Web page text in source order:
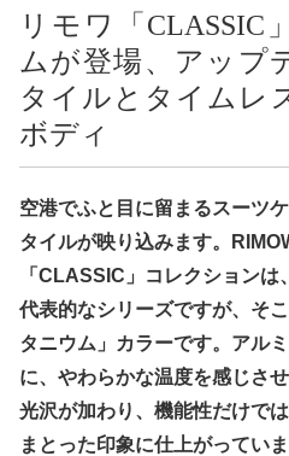
リモワ「CLASSIC
ムが登場、アップ
タイルとタイムレ
ボディ
空港でふと目に留まるスーツ
タイルが映り込みます。
「CLASSIC」コレクション
代表的なシリーズですが、そ
タニウム」カラーです。アル
に、やわらかな温度を感じさ
光沢が加わり、機能性だけで
まとった印象に仕上がってい